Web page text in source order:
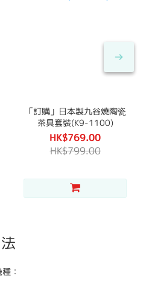
「訂購」日本製九谷燒陶瓷
茶具套裝(K9-1100)
HK$769.00
HK$799.00
：